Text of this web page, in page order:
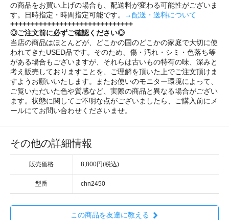
の商品をお買い上げの場合も、配送料が変わる可能性がございま
す。日時指定・時間指定可能です。
→配送・送料について
++++++++++++++++++++++++++++++
◎ご注文前に必ずご確認ください◎
当店の商品はほとんどが、どこかの国のどこかの家庭で大切に使
われてきたUSED品です。そのため、傷・汚れ・シミ・色落ち等
がある場合もございますが、それらは古いもの特有の味、深みと
考え販売しておりますことを、ご理解を頂いた上でご注文頂けま
すようお願いいたします。またお使いのモニター環境によって、
ご覧いただいた色や質感など、実際の商品と異なる場合がござい
ます。状態に関してご不明な点がございましたら、ご購入前にメ
ールにてお問い合わせくださいませ。
その他の詳細情報
販売価格 8,800円(税込)
型番 chn2450
この商品を友達に教える